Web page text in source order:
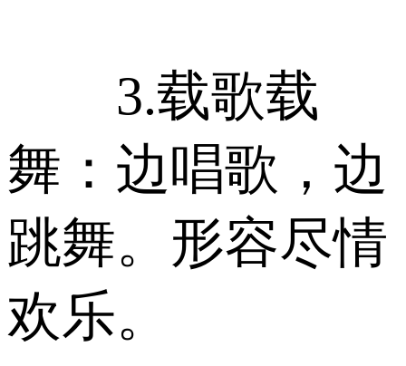
3.载歌载
舞：边唱歌，边
跳舞。形容尽情
欢乐。